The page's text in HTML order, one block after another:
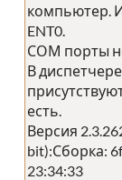
компьютер.
ENT0.
СОМ порты
В
есть.
Версия
bit):Сборка:
23:34:33